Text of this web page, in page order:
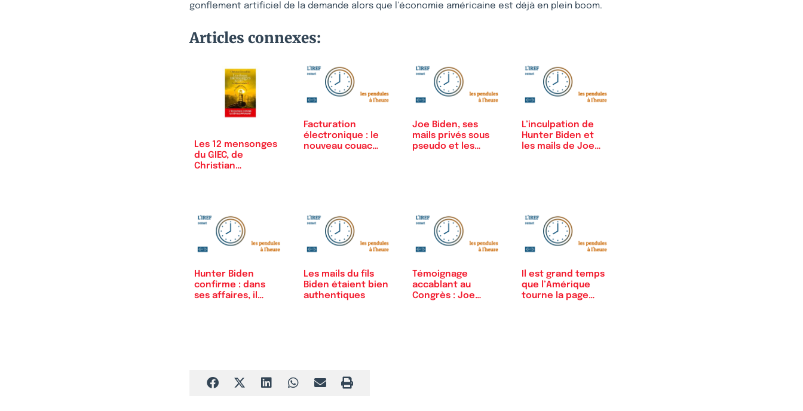
gonflement artificiel de la demande alors que l’économie américaine est déjà en plein boom.
Articles connexes:
Les 12 mensonges
du GIEC, de
Christian
Facturation
électronique : le
nouveau couac
Joe Biden, ses
mails privés sous
pseudo et les…
L’inculpation de
Hunter Biden et
les mails de Joe
Hunter Biden
confirme : dans
ses affaires, il
Les mails du fils
Biden étaient bien
authentiques
Témoignage
accablant au
Congrès : Joe
Il est grand temps
que l’Amérique
tourne la page